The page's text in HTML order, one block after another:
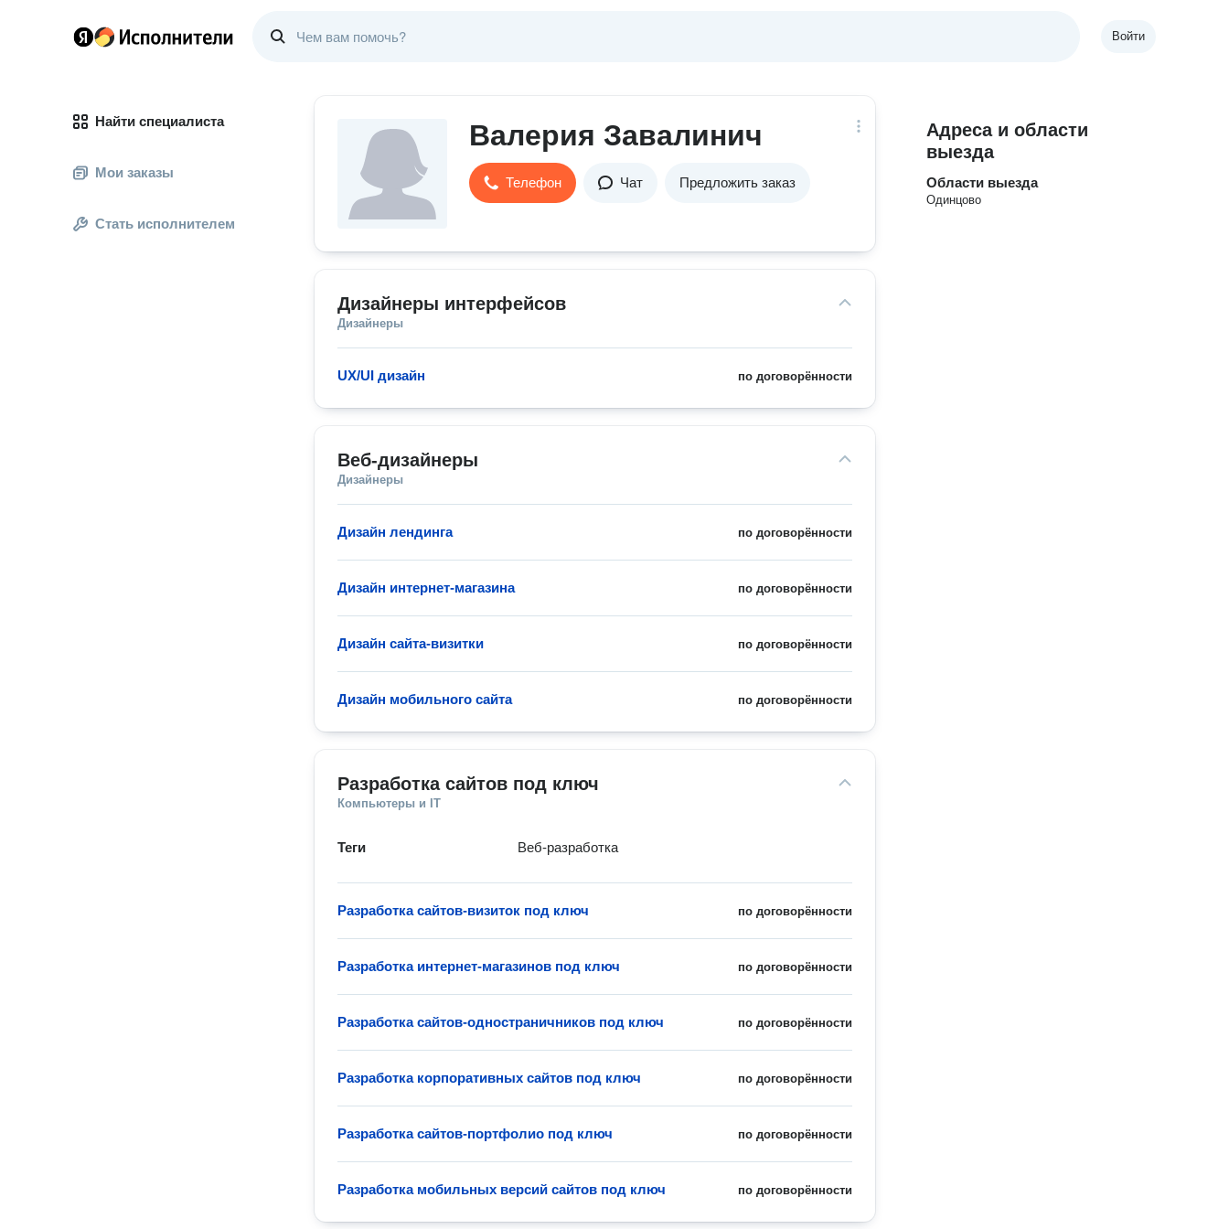
Войти
Найти специалиста
Мои заказы
Стать исполнителем
Валерия Завалинич
Телефон Чат Предложить заказ
Дизайнеры интерфейсов
Дизайнеры
по договорённости
UX/UI дизайн
Веб-дизайнеры
Дизайнеры
по договорённости
Дизайн лендинга
по договорённости
Дизайн интернет-магазина
по договорённости
Дизайн сайта-визитки
по договорённости
Дизайн мобильного сайта
Разработка сайтов под ключ
Компьютеры и IT
Теги Веб-разработка
по договорённости
Разработка сайтов-визиток под ключ
по договорённости
Разработка интернет-магазинов под ключ
по договорённости
Разработка сайтов-одностраничников под ключ
по договорённости
Разработка корпоративных сайтов под ключ
по договорённости
Разработка сайтов-портфолио под ключ
по договорённости
Разработка мобильных версий сайтов под ключ
Адреса и области
выезда
Области выезда
Одинцово